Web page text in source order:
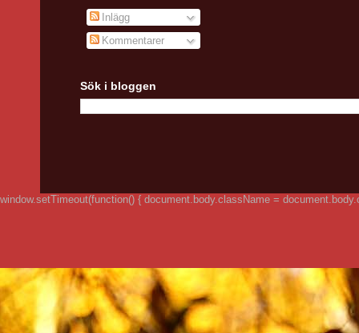
Inlägg
Kommentarer
Sök i bloggen
window.setTimeout(function() { document.body.className =